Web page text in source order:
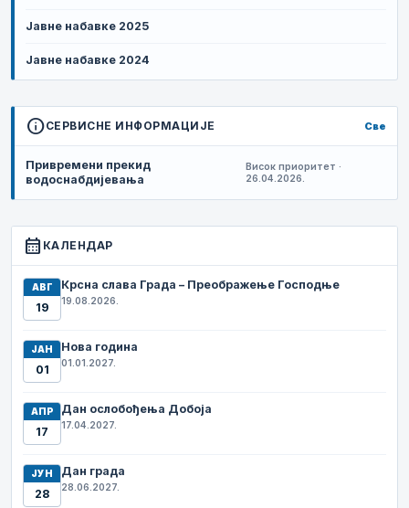
Јавне набавке 2025
Јавне набавке 2024
infoСЕРВИСНЕ ИНФОРМАЦИЈЕ Све
Привремени прекид
водоснабдијевања
Висок приоритет ·
26.04.2026.
calendar_month КАЛЕНДАР
АВГ
19
Крсна слава Града – Преображење Господње
19.08.2026.
ЈАН
01
Нова година
01.01.2027.
АПР
17
Дан ослобођења Добоја
17.04.2027.
ЈУН
28
Дан града
28.06.2027.